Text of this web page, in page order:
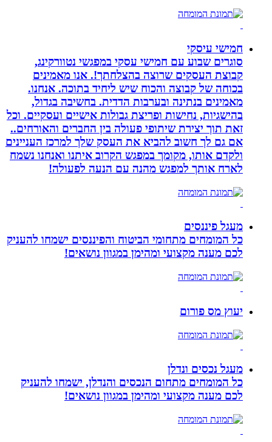
חמישי עיסקי
סוגרים שבוע עם חמישי עסקי במפגשי נטוורקינג,
קבוצת העסקים שרוצה בהצלחתך!. אנו מאמינים
בכוחה של קבוצה והכוח שיש ליחיד בתוכה. אנחנו.
מאמינים בנתינה ובערבות הדדית. בחשיבה בגדול,
בהישגיות, נחישות ופריצת גבולות אישיים ועסקיים. וכל
זאת תוך יצירת שיתופי פעולה בין החברים והאורחים..
אם גם לך חשוב להביא את העסק שלך למרכז העניינים
ולקדם אותו, מקומך במפגש הקרוב איתנו ואנחנו נשמח
לארח אותך למפגש מהנה עם הנעה לפעולה!
מעגל פיננסים
כל המומחים מתחומי הביטוח והפיננסים ישמחו להעניק
לכם מענה מקצועי ומהימן במגוון נושאים!
יעוץ מס פורום
מעגל נכסים ונדלן
כל המומחים מתחום הנכסים והנדלן, ישמחו להעניק
לכם מענה מקצועי ומהימן במגוון נושאים!